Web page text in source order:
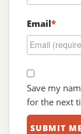
Email*
Save my
for the next